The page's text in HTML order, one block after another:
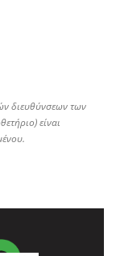
διευθύνσεων των
είναι